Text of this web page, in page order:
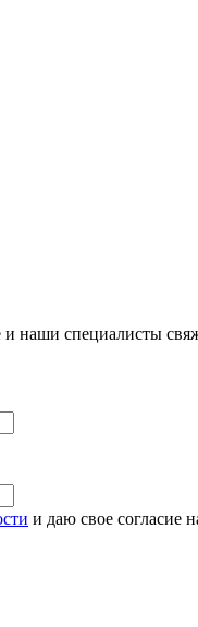
наши специалисты
и даю свое согласие